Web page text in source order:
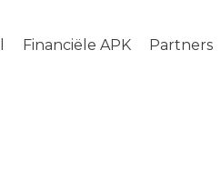
Financiële APK Partners